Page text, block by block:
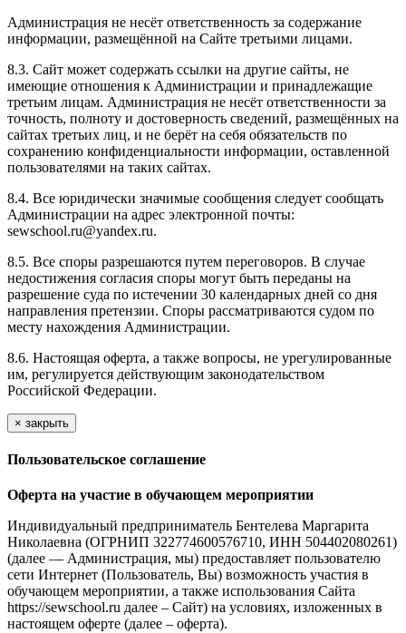
Администрация не несёт ответственность за содержание
информации, размещённой на Сайте третьими лицами.
8.3. Сайт может содержать ссылки на другие сайты, не
имеющие отношения к Администрации и принадлежащие
третьим лицам. Администрация не несёт ответственности за
точность, полноту и достоверность сведений, размещённых на
сайтах третьих лиц, и не берёт на себя обязательств по
сохранению конфиденциальности информации, оставленной
пользователями на таких сайтах.
8.4. Все юридически значимые сообщения следует сообщать
Администрации на адрес электронной почты:
sewschool.ru@yandex.ru.
8.5. Все споры разрешаются путем переговоров. В случае
недостижения согласия споры могут быть переданы на
разрешение суда по истечении 30 календарных дней со дня
направления претензии. Споры рассматриваются судом по
месту нахождения Администрации.
8.6. Настоящая оферта, а также вопросы, не урегулированные
им, регулируется действующим законодательством
Российской Федерации.
× закрыть
Пользовательское соглашение
Оферта на участие в обучающем мероприятии
Индивидуальный предприниматель Бентелева Маргарита
Николаевна (ОГРНИП 322774600576710, ИНН 504402080261)
(далее — Администрация, мы) предоставляет пользователю
сети Интернет (Пользователь, Вы) возможность участия в
обучающем мероприятии, а также использования Сайта
https://sewschool.ru далее – Сайт) на условиях, изложенных в
настоящем оферте (далее – оферта).